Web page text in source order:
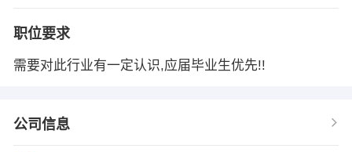
职位要求
需要对此行业有一定认识,应届毕业生优先!!
公司信息